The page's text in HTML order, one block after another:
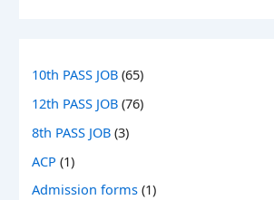
10th PASS JOB (65)
12th PASS JOB (76)
8th PASS JOB (3)
ACP (1)
Admission forms (1)